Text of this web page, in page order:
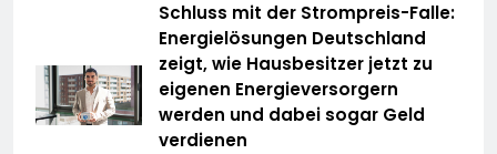
Schluss mit der Strompreis-Falle:
Energielösungen Deutschland
zeigt, wie Hausbesitzer jetzt zu
eigenen Energieversorgern
werden und dabei sogar Geld
verdienen